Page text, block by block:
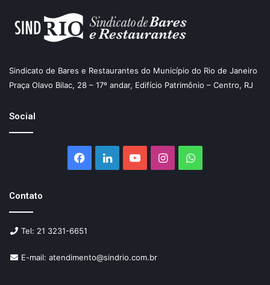
Sindicato de Bares e Restaurantes do Município do Rio de Janeiro
Praça Olavo Bilac, 28 – 17º andar, Edifício Patrimônio – Centro, RJ
Social
Facebook
LinkedinYouTubeInstagramWhatsApp
Contato
Tel: 21 3231-6651
E-mail: atendimento@sindrio.com.br